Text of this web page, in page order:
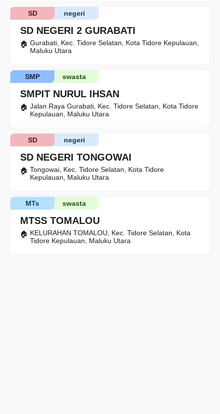
SD NEGERI 2 GURABATI
negeri
SD
Gurabati, Kec. Tidore Selatan, Kota Tidore Kepulauan,
Maluku Utara
SMPIT NURUL IHSAN
swasta
SMP
Jalan Raya Gurabati, Kec. Tidore Selatan, Kota Tidore
Kepulauan, Maluku Utara
SD NEGERI TONGOWAI
negeri
SD
Tongowai, Kec. Tidore Selatan, Kota Tidore
Kepulauan, Maluku Utara
MTSS TOMALOU
swasta
MTs
KELURAHAN TOMALOU, Kec. Tidore Selatan, Kota
Tidore Kepulauan, Maluku Utara